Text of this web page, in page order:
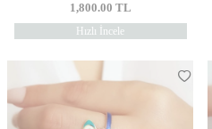
1,800.00 TL
Hızlı İncele